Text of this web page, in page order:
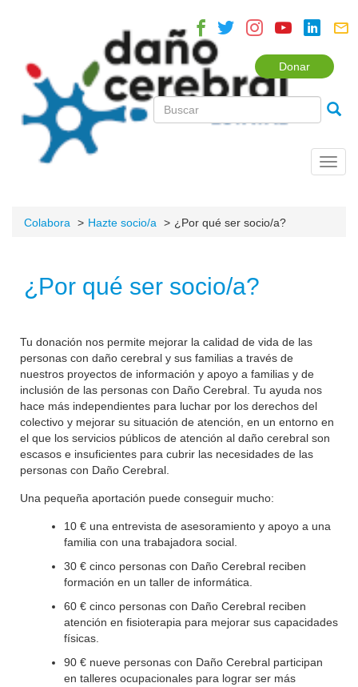
Donar
Colabora Hazte socio/a ¿Por qué ser socio/a?
¿Por qué ser socio/a?
Tu donación nos permite mejorar la calidad de vida de las
personas con daño cerebral y sus familias a través de
nuestros proyectos de información y apoyo a familias y de
inclusión de las personas con Daño Cerebral. Tu ayuda nos
hace más independientes para luchar por los derechos del
colectivo y mejorar su situación de atención, en un entorno en
el que los servicios públicos de atención al daño cerebral son
escasos e insuficientes para cubrir las necesidades de las
personas con Daño Cerebral.
Una pequeña aportación puede conseguir mucho:
10 € una entrevista de asesoramiento y apoyo a una
familia con una trabajadora social.
30 € cinco personas con Daño Cerebral reciben
formación en un taller de informática.
60 € cinco personas con Daño Cerebral reciben
atención en fisioterapia para mejorar sus capacidades
físicas.
90 € nueve personas con Daño Cerebral participan
en talleres ocupacionales para lograr ser más